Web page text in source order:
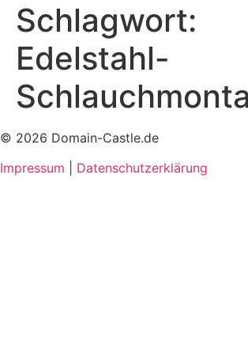
Schlagwort:
Edelstahl-
© 2026 Domain-Castle.de
Impressum
Datenschutzerklärung